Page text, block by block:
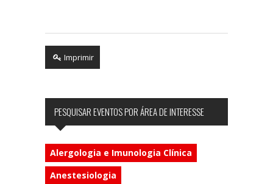
Imprimir
PESQUISAR EVENTOS POR ÁREA DE INTERESSE
Alergologia e Imunologia Clínica
Anestesiologia